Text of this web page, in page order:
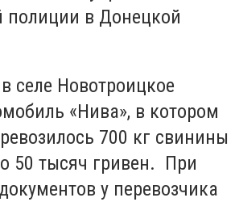
полиции в Донецкой
селе Новотроицкое
«Нива», в котором
700 кг свинины
50 тысяч гривен. При
у перевозчика